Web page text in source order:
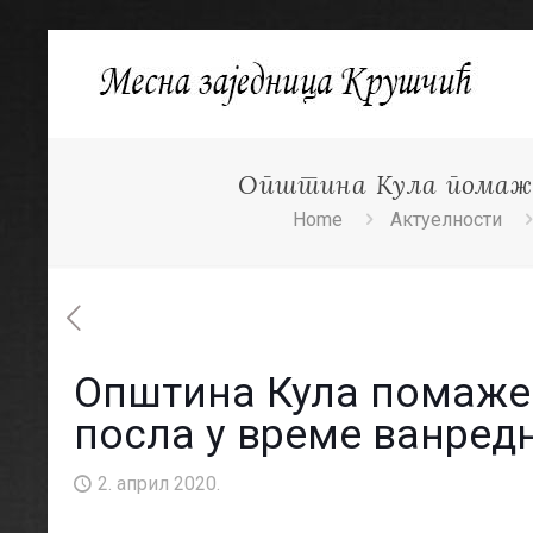
Општина Кула помаже
Home Актуелности
Општина Кула помаже
посла у време
2. април 2020.